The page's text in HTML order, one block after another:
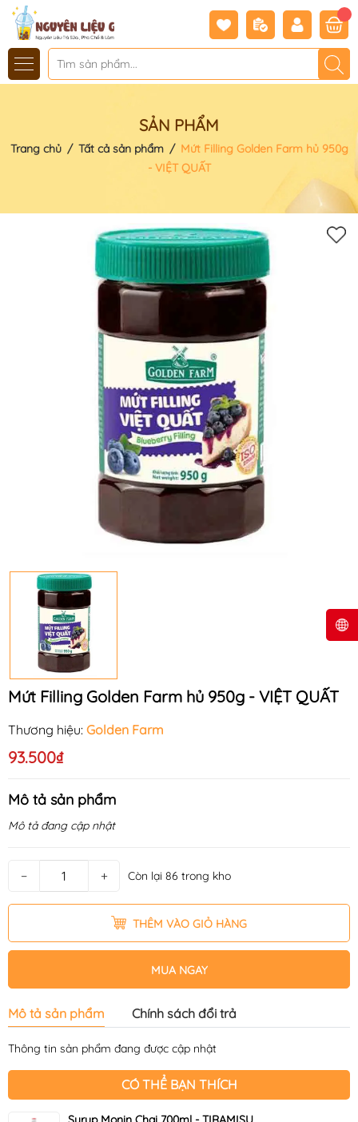
SẢN PHẨM
Trang chủ / Tất cả sản phẩm / Mứt Filling Golden Farm hủ 950g
- VIỆT QUẤT
Mứt Filling Golden Farm hủ 950g - VIỆT QUẤT
Thương hiệu: Golden Farm
93.500₫
Mô tả sản phẩm
Mô tả đang cập nhật
− + Còn lại 86 trong kho
THÊM VÀO GIỎ HÀNG
MUA NGAY
Mô tả sản phẩm Chính sách đổi trả
Thông tin sản phẩm đang được cập nhật
CÓ THỂ BẠN THÍCH